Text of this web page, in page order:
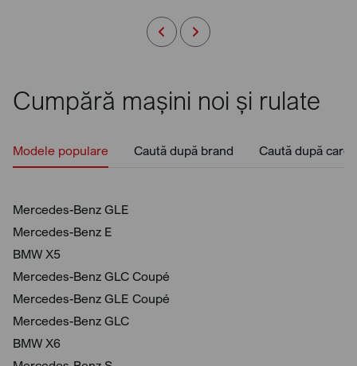
Cumpără mașini noi și rulate
Modele populare Caută după brand Caută după
Mercedes-Benz GLE
Mercedes-Benz E
BMW X5
Mercedes-Benz GLC Coupé
Mercedes-Benz GLE Coupé
Mercedes-Benz GLC
BMW X6